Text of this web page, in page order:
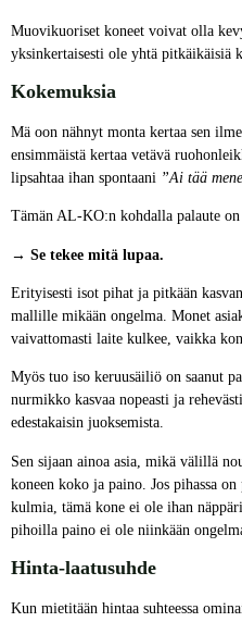
Muovikuoriset koneet voivat olla
yksinkertaisesti ole yhtä pitkäikäisiä
Kokemuksia
Mä oon nähnyt monta kertaa sen
ensimmäistä kertaa vetävä
lipsahtaa ihan spontaani ”Ai tää
Tämän AL-KO:n kohdalla palaute
→ Se tekee mitä lupaa.
Erityisesti isot pihat ja pitkään
mallille mikään ongelma. Monet
vaivattomasti laite kulkee, vaikka
Myös tuo iso keruusäiliö on saanut
nurmikko kasvaa nopeasti ja
edestakaisin juoksemista.
Sen sijaan ainoa asia, mikä välillä
koneen koko ja paino. Jos pihassa
kulmia, tämä kone ei ole ihan
pihoilla paino ei ole niinkään
Hinta-laatusuhde
Kun mietitään hintaa suhteessa